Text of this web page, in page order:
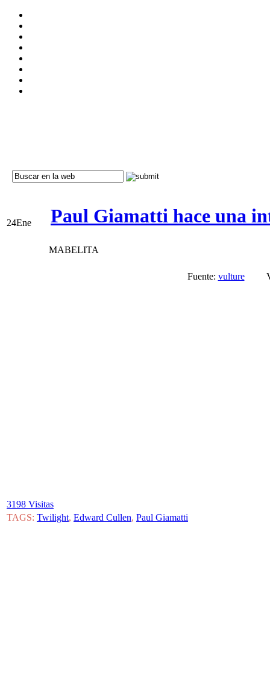
24Ene Paul Giamatti hace una
MABELITA
Fuente: vulture
3198 Visitas
TAGS: Twilight, Edward Cullen, Paul Giamatti